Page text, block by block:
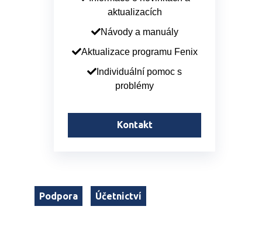
aktualizacích
Návody a manuály
Aktualizace programu Fenix
Individuální pomoc s
problémy
Kontakt
Podpora Účetnictví